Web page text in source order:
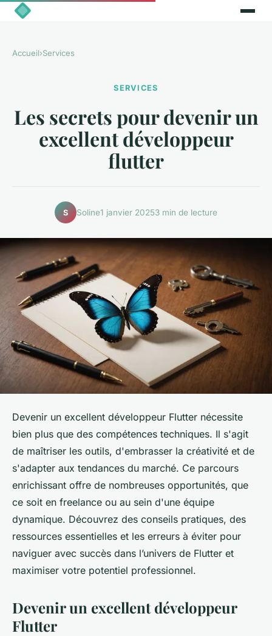
Accueil›Services
SERVICES
Les secrets pour devenir un
excellent développeur
flutter
S Soline1 janvier 20253 min de lecture
Devenir un excellent développeur Flutter nécessite
bien plus que des compétences techniques. Il s'agit
de maîtriser les outils, d'embrasser la créativité et de
s'adapter aux tendances du marché. Ce parcours
enrichissant offre de nombreuses opportunités, que
ce soit en freelance ou au sein d'une équipe
dynamique. Découvrez des conseils pratiques, des
ressources essentielles et les erreurs à éviter pour
naviguer avec succès dans l’univers de Flutter et
maximiser votre potentiel professionnel.
Devenir un excellent développeur
Flutter